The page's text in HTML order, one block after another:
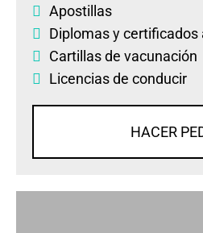
Apostillas
Diplomasycertificados
Cartillas de vacunación
Licencias de conducir
HACER